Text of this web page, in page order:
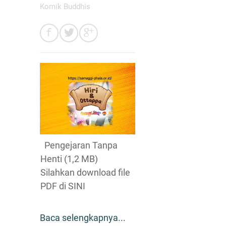
Komik Buddhis
Pengejaran Tanpa
Henti (1,2 MB)
Silahkan download file
PDF di SINI
Baca selengkapnya...